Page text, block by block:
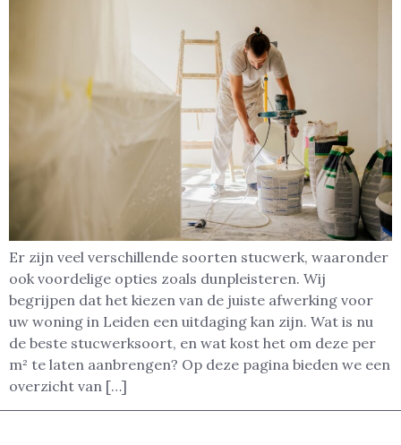
Er zijn veel verschillende soorten stucwerk, waaronder
ook voordelige opties zoals dunpleisteren. Wij
begrijpen dat het kiezen van de juiste afwerking voor
uw woning in Leiden een uitdaging kan zijn. Wat is nu
de beste stucwerksoort, en wat kost het om deze per
m² te laten aanbrengen? Op deze pagina bieden we een
overzicht van […]